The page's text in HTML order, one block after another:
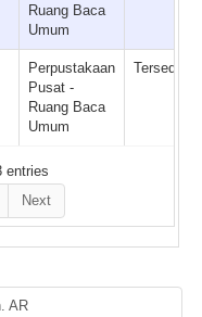
Ruang Baca
Umum
Perpustakaan
Pusat -
Ruang Baca
Umum
Tersedia
entries
Next
AR